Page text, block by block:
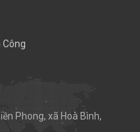
Phong, xã Hoà Bình,